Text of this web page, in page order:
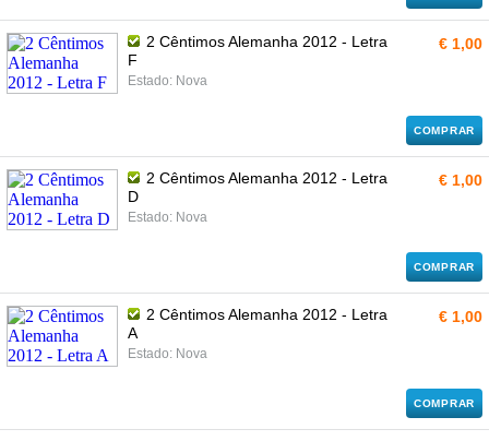
2 Cêntimos Alemanha 2012 - Letra
F
Estado: Nova
€ 1,00
COMPRAR
2 Cêntimos Alemanha 2012 - Letra
D
Estado: Nova
€ 1,00
COMPRAR
2 Cêntimos Alemanha 2012 - Letra
A
Estado: Nova
€ 1,00
COMPRAR